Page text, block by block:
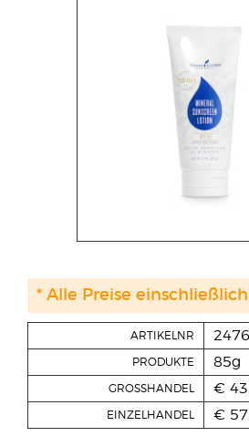
ARTIKELNR
PRODUKTE 85g
GROSSHANDEL €
EINZELHANDEL €
* Alle Preise